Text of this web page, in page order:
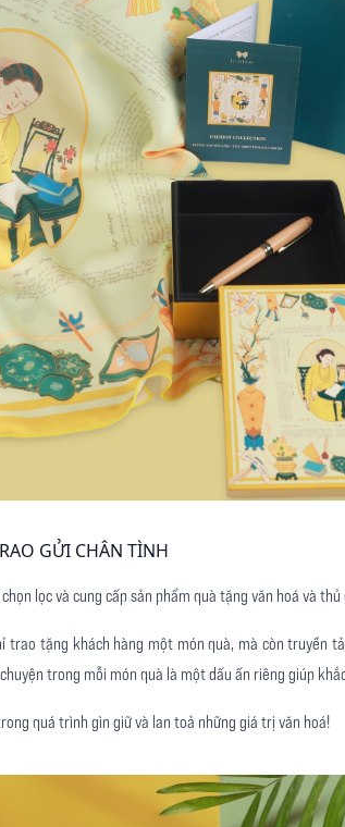
GỬI CHÂN TÌNH
lọc và cung cấp sản phẩm quà tặng văn hoá và thủ
trao tặng khách hàng một món quà, mà còn truyền
trong mỗi món quà là một dấu ấn riêng giúp
quá trình gìn giữ và lan toả những giá trị văn hoá!